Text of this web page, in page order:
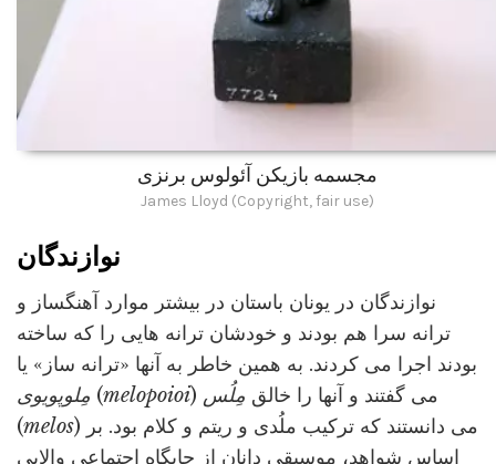
مجسمه بازیکن آئولوس برنزی
James Lloyd (Copyright, fair use)
نوازندگان
نوازندگان در یونان باستان در بیشتر موارد آهنگساز و
ترانه سرا هم بودند و خودشان ترانه هایی را که ساخته
بودند اجرا می کردند. به همین خاطر به آنها «ترانه ساز» یا
مِلوپویوی (melopoioi ) می گفتند و آنها را خالق مِلُس
(melos) می دانستند که ترکیب ملُدی و ریتم و کلام بود. بر
اساس شواهد، موسیقی دانان از جایگاه اجتماعی والایی